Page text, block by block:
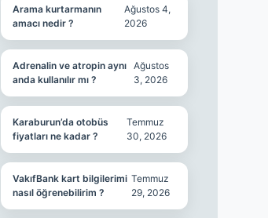
Arama kurtarmanın
amacı nedir ?
Ağustos 4,
2026
Adrenalin ve atropin aynı
anda kullanılır mı ?
Ağustos
3, 2026
Karaburun’da otobüs
fiyatları ne kadar ?
Temmuz
30, 2026
VakıfBank kart bilgilerimi
nasıl öğrenebilirim ?
Temmuz
29, 2026